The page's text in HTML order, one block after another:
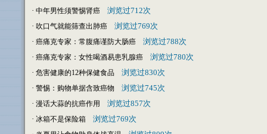
· 中年男性须警惕肾癌
浏览过712次
· 吹口气就能筛查出肺癌
浏览过769次
· 癌痛克专家：常腹痛谨防大肠癌
浏览过788次
· 癌痛克专家：女性喝酒易患乳腺癌
浏览过780次
· 危害健康的12种保健食品
浏览过830次
· 警惕：购物单据含致癌物
浏览过745次
· 漫话大蒜的抗癌作用
浏览过857次
· 冰箱不是保险箱
浏览过769次